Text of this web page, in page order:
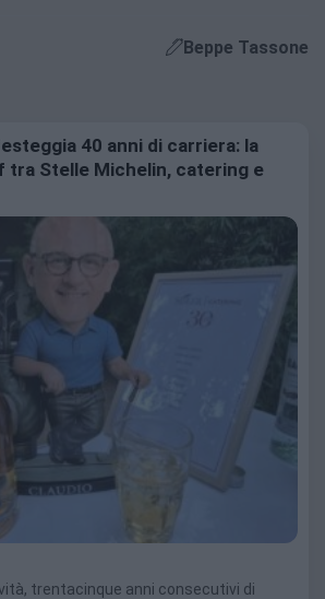
Beppe Tassone
40 anni di carriera: la
tra Stelle Michelin, catering e
trentacinque anni consecutivi di